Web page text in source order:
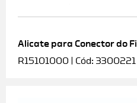
Alicate para Conector do
R15101000 | Cód: 3300221